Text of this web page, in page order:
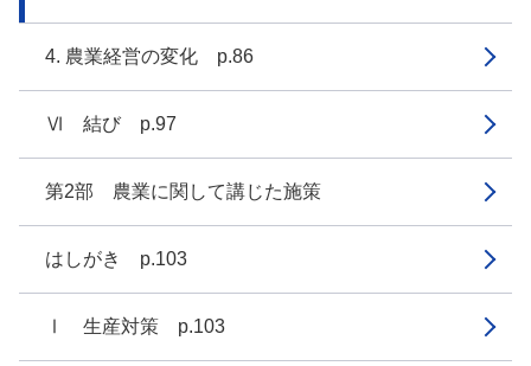
4. 農業経営の変化 p.86
Ⅵ 結び p.97
第2部 農業に関して講じた施策
はしがき p.103
Ⅰ 生産対策 p.103